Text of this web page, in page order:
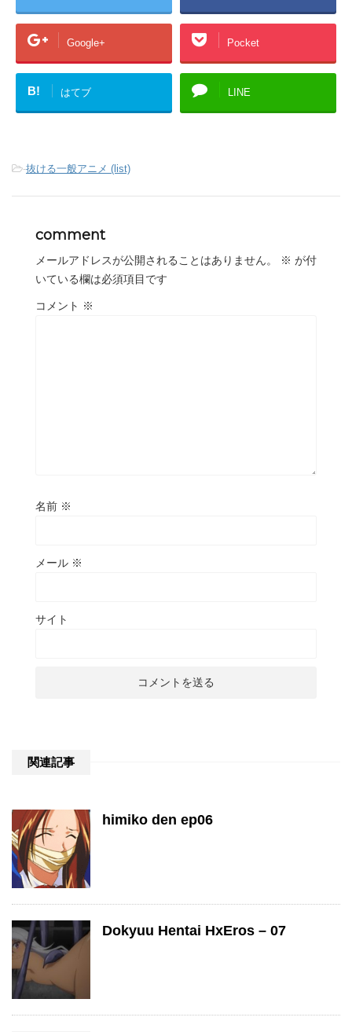
Google+ Pocket
B! はてブ LINE
-抜ける一般アニメ (list)
comment
メールアドレスが公開されることはありません。 ※ が付
いている欄は必須項目です
コメント ※
名前 ※
メール ※
サイト
関連記事
himiko den ep06
Dokyuu Hentai HxEros – 07